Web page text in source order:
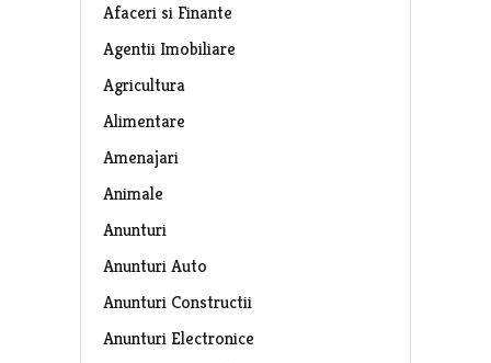
Afaceri si Finante
Agentii Imobiliare
Agricultura
Alimentare
Amenajari
Animale
Anunturi
Anunturi Auto
Anunturi Constructii
Anunturi Electronice